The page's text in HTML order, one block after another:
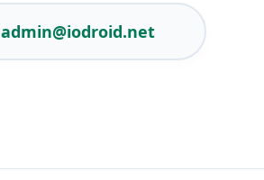
admin@iodroid.net